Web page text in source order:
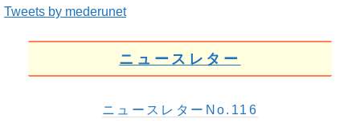
Tweets by mederunet
ニュースレター
ニュースレターNo.116